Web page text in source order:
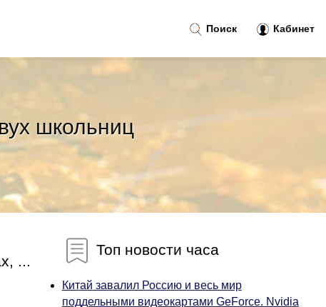
школьниц
...
Топ новости часа
Китай завалил Россию и весь мир
поддельными видеокартами GeForce. Nvidia
Поиск Кабинет